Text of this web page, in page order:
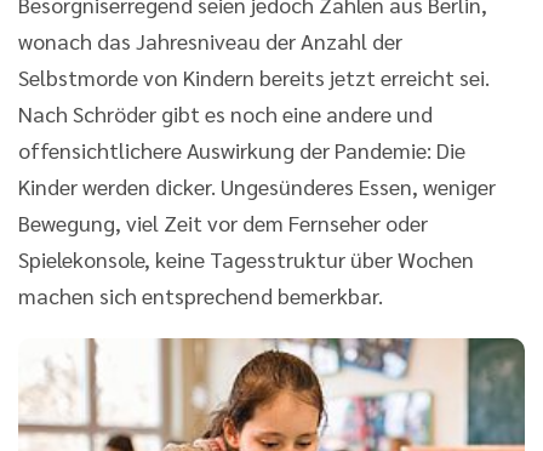
wonach das Jahresniveau der Anzahl der
Selbstmorde von Kindern bereits jetzt erreicht sei.
Nach Schröder gibt es noch eine andere und
offensichtlichere Auswirkung der Pandemie: Die
Kinder werden dicker. Ungesünderes Essen, weniger
Bewegung, viel Zeit vor dem Fernseher oder
Spielekonsole, keine Tagesstruktur über Wochen
machen sich entsprechend bemerkbar.